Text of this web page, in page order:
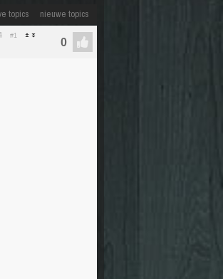
topics nieuwe topics
#1